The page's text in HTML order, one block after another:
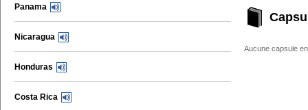
Panama
Nicaragua
Honduras
Costa Rica
Aucune capsule